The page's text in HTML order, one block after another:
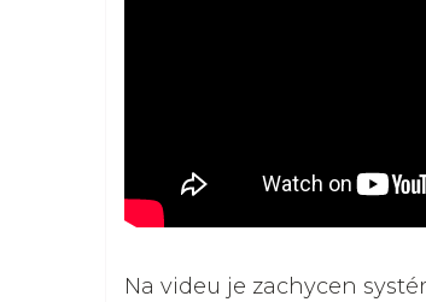
Na videu je zachycen